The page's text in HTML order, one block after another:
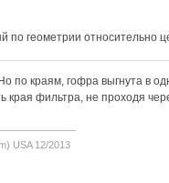
по геометрии относительно
по краям, гофра выгнута в
края фильтра, не проходя
USA 12/2013